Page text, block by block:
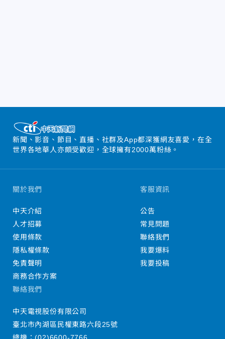
新聞、影音、節目、直播、社群及App都深獲網友喜愛，在全
世界各地華人亦頗受歡迎，全球擁有2000萬粉絲。
關於我們
中天介紹
人才招募
使用條款
隱私權條款
免責聲明
商務合作方案
客服資訊
公告
常見問題
聯絡我們
我要爆料
我要投稿
聯絡我們
中天電視股份有限公司
臺北市內湖區民權東路六段25號
總機：(02)6600-7766